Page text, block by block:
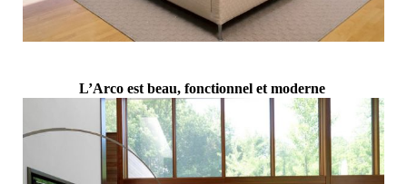
L’Arco est beau, fonctionnel et moderne